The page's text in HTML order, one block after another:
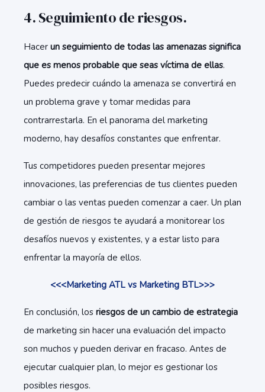
4. Seguimiento de riesgos.
Hacer un seguimiento de todas las amenazas significa
que es menos probable que seas víctima de ellas.
Puedes predecir cuándo la amenaza se convertirá en
un problema grave y tomar medidas para
contrarrestarla. En el panorama del marketing
moderno, hay desafíos constantes que enfrentar.
Tus competidores pueden presentar mejores
innovaciones, las preferencias de tus clientes pueden
cambiar o las ventas pueden comenzar a caer. Un plan
de gestión de riesgos te ayudará a monitorear los
desafíos nuevos y existentes, y a estar listo para
enfrentar la mayoría de ellos.
<<<Marketing ATL vs Marketing BTL>>>
En conclusión, los riesgos de un cambio de estrategia
de marketing sin hacer una evaluación del impacto
son muchos y pueden derivar en fracaso. Antes de
ejecutar cualquier plan, lo mejor es gestionar los
posibles riesgos.